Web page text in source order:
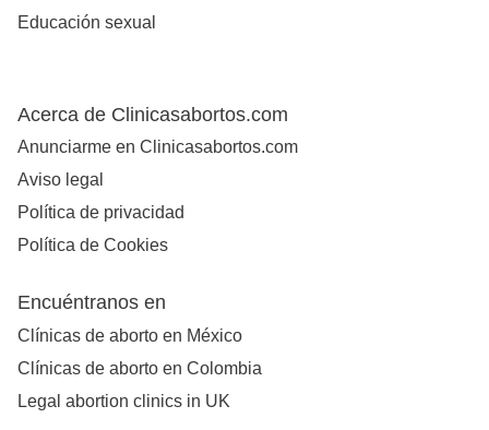
Educación sexual
Acerca de Clinicasabortos.com
Anunciarme en Clinicasabortos.com
Aviso legal
Política de privacidad
Política de Cookies
Encuéntranos en
Clínicas de aborto en México
Clínicas de aborto en Colombia
Legal abortion clinics in UK